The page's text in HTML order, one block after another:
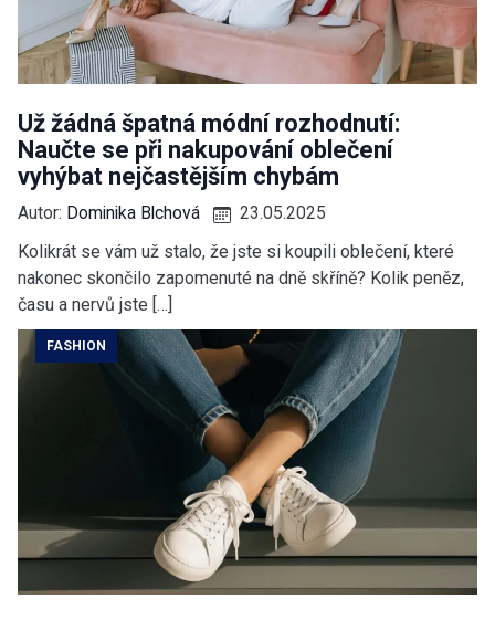
Už žádná špatná módní rozhodnutí:
Naučte se při nakupování oblečení
vyhýbat nejčastějším chybám
Autor: Dominika Blchová
23.05.2025
Kolikrát se vám už stalo, že jste si koupili oblečení, které
nakonec skončilo zapomenuté na dně skříně? Kolik peněz,
času a nervů jste […]
FASHION